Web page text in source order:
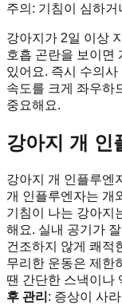
주의: 기침이 심하
강아지가 2일 이상
호흡 곤란을 보이면
있어요. 즉시 수의
속도를 크게 좌우하
중요해요.
강아지 개 인
강아지 개 인플루엔
개 인플루엔자는 개
기침이 나는 강아지
해요. 실내 공기가
건조하지 않게 쾌적
무리한 운동은 제한
땐 간단한 스낵이나
후 관리 : 증상이 사